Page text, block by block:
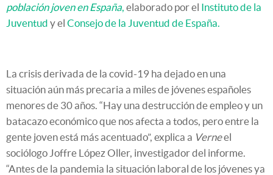
población joven en España elaborado por el Instituto de la
Juventud y el Consejo de la Juventud de España.
La crisis derivada de la covid-19 ha dejado en una
situación aún más precaria a miles de jóvenes españoles
menores de 30 años. “Hay una destrucción de empleo y un
batacazo económico que nos afecta a todos, pero entre la
gente joven está más acentuado”, explica a Verneel
sociólogo Joffre López Oller, investigador del informe.
“Antes de la pandemia la situación laboral de los jóvenes ya